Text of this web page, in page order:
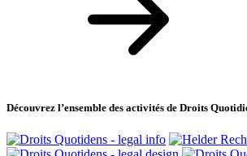
Découvrez l’ensemble des activités de Droits